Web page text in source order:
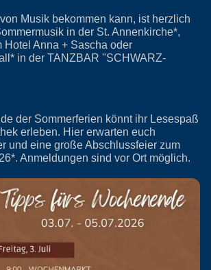
Musik bekommen kann, ist herzlich
in der St. Annenkirche*,
Hotel Anna + Sascha oder
in der TANZBAR "SCHWARZ-
der Sommerferien könnt ihr Lesespaß
erleben. Hier erwarten euch
und eine große Abschlussfeier zum
Anmeldungen sind vor Ort möglich.